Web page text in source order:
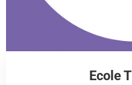
Ecole